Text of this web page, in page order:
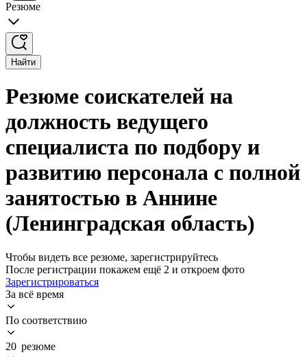
Резюме
Найти
Резюме соискателей на
должность ведущего
специалиста по подбору и
развитию персонала с полной
занятостью в Аннине
(Ленинградская область)
Чтобы видеть все резюме, зарегистрируйтесь
После регистрации покажем ещё 2 и откроем фото
Зарегистрироваться
За всё время
По соответствию
20 резюме